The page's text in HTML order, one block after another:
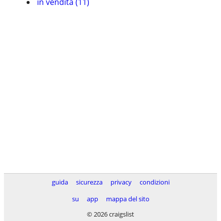
guida sicurezza privacy
condizioni
su
app
mappa del sito
© 2026 craigslist